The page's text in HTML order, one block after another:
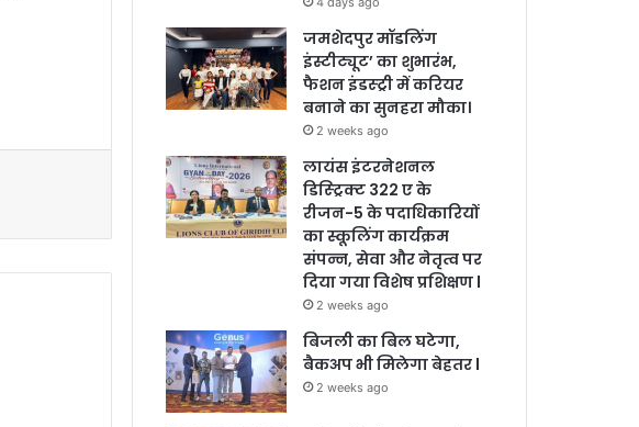
जमशेदपुर मॉडलिंग
इंस्टीट्यूट’ का शुभारंभ,
फैशन इंडस्ट्री में करियर
बनाने का सुनहरा मौका।
2 weeks ago
लायंस इंटरनेशनल
डिस्ट्रिक्ट 322 ए के
रीजन-5 के पदाधिकारियों
का स्कूलिंग कार्यक्रम
संपन्न, सेवा और नेतृत्व पर
दिया गया विशेष प्रशिक्षण l
2 weeks ago
बिजली का बिल घटेगा,
बैकअप भी मिलेगा बेहतर l
2 weeks ago